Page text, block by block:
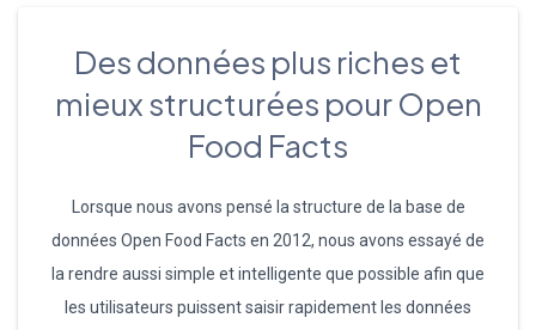
Des données plus riches et
mieux structurées pour Open
Food Facts
Lorsque nous avons pensé la structure de la base de
données Open Food Facts en 2012, nous avons essayé de
la rendre aussi simple et intelligente que possible afin que
les utilisateurs puissent saisir rapidement les données